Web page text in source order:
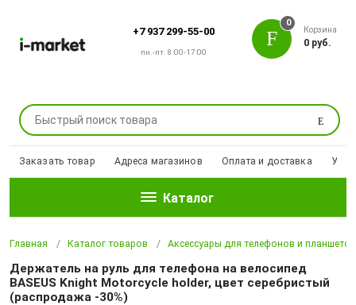
+7 937 299-55-00
пн.-пт. 8:00-17:00
Поиск
0
Корзина
0 руб.
Заказать товар Адреса магазинов Оплата и доставка
Каталог
Главная Каталог товаров Аксессуары для телефонов и планшетов
Держатель на руль для телефона на велосипед
BASEUS Knight Motorcycle holder, цвет серебристый
(распродажа -30%)